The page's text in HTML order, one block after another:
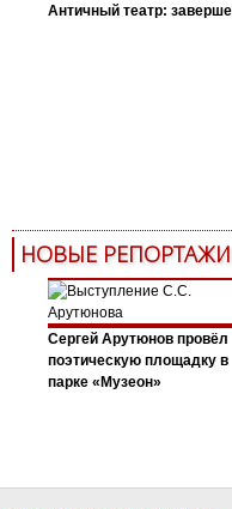
Античный театр:
НОВЫЕ РЕПОРТАЖИ
Сергей Арутюнов провёл
поэтическую площадку в
парке «Музеон»